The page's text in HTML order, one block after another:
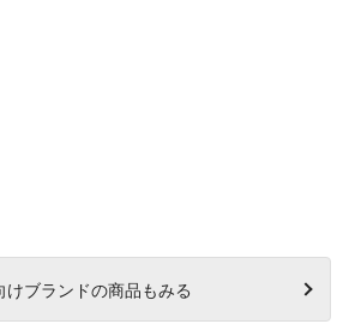
けブランドの商品もみる